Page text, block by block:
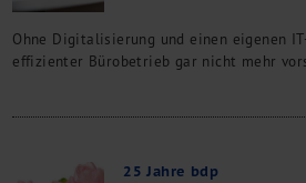
Ohne Digitalisierung und einen eigenen
effizienter Bürobetrieb gar nicht mehr
25 Jahre bdp